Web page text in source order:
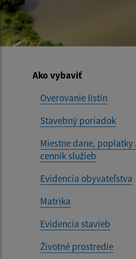
Ako vybaviť
Overovanie listín
Stavebný poriadok
Miestne dane, poplatky
cenník služieb
Evidencia obyvateľstva
Matrika
Evidencia stavieb
Životné prostredie